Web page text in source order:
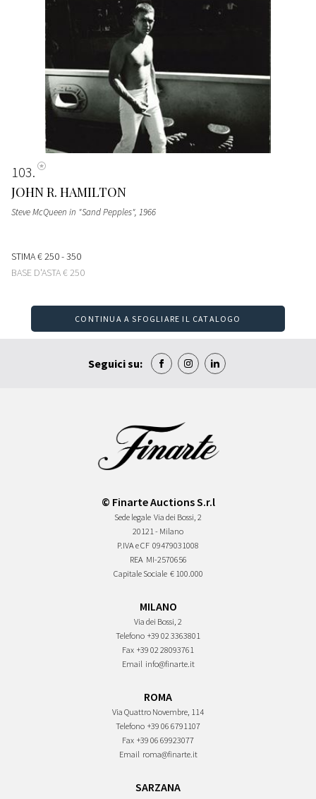
103
JOHN R. HAMILTON
Steve McQueen in "Sand Pepples", 1966
STIMA€ 250 - 350
BASE D'ASTA€ 250
CONTINUA A SFOGLIARE IL CATALOGO
Seguici su:
© Finarte Auctions S.r.l
Sede legale Via dei Bossi, 2
20121 - Milano
P.IVA e CF 09479031008
REA MI-2570656
Capitale Sociale € 100.000
MILANO
Via dei Bossi, 2
Telefono +39 02 3363801
Fax +39 02 28093761
Email info@finarte.it
ROMA
Via Quattro Novembre, 114
Telefono +39 06 6791107
Fax +39 06 69923077
Email roma@finarte.it
SARZANA